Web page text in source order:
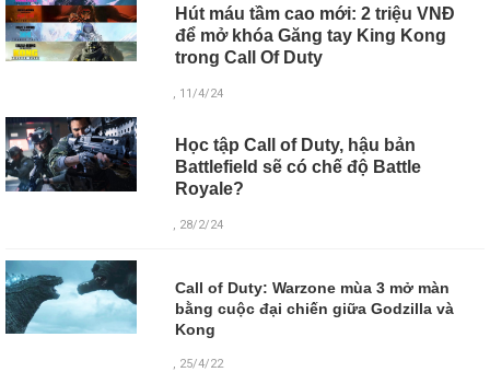
Hút máu tầm cao mới: 2 triệu VNĐ
để mở khóa Găng tay King Kong
trong Call Of Duty
, 11/4/24
Học tập Call of Duty, hậu bản
Battlefield sẽ có chế độ Battle
Royale?
, 28/2/24
Call of Duty: Warzone mùa 3 mở màn
bằng cuộc đại chiến giữa Godzilla và
Kong
, 25/4/22